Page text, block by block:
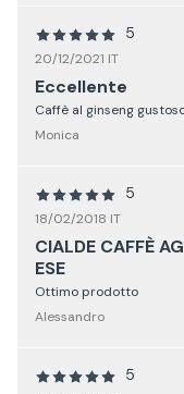
5
20/12/2021 IT
Eccellente
Caffè al ginseng
Monica
5
18/02/2018 IT
CIALDE CAFFÈ
ESE
Ottimo prodotto
Alessandro
5